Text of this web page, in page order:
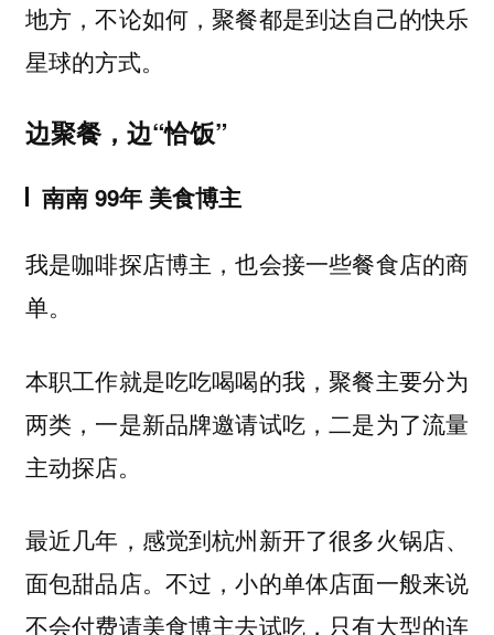
地方，不论如何，聚餐都是到达自己的快乐
星球的方式。
边聚餐，边“恰饭”
南南 99年 美食博主
我是咖啡探店博主，也会接一些餐食店的商
单。
本职工作就是吃吃喝喝的我，聚餐主要分为
两类，一是新品牌邀请试吃，二是为了流量
主动探店。
最近几年，感觉到杭州新开了很多火锅店、
面包甜品店。不过，小的单体店面一般来说
不会付费请美食博主去试吃，只有大型的连